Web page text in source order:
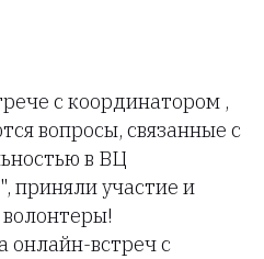
с координатором ,
вопросы, связанные с
в ВЦ
приняли участие и
онлайн-встреч с